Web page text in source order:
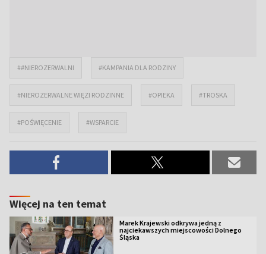
##NIEROZERWALNI #KAMPANIA DLA RODZINY
#NIEROZERWALNE WIĘZI RODZINNE #OPIEKA #TROSKA
#POŚWIĘCENIE #WSPARCIE
Więcej na ten temat
Marek Krajewski odkrywa jedną z
najciekawszych miejscowości Dolnego
Śląska